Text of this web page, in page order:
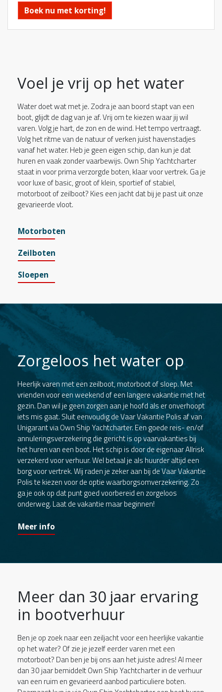
Boek nu met korting!
Voel je vrij op het water
Water doet wat met je. Zodra je aan boord stapt van een
boot, glijdt de dag van je af. Vrij om te kiezen waar jij wil
varen. Volg je hart, de zon en de wind. Het tempo vertraagt.
Volg het ritme van de natuur of verken juist havenstadjes
vanaf het water. Heb je geen eigen schip, dan kun je dat
huren en vaak zonder vaarbewijs. Own Ship Yachtcharter
staat in voor prima verzorgde boten, klaar voor vertrek. Ga je
voor luxe of basic, groot of klein, sportief of stabiel,
motorboot of zeilboot? Kies een jacht dat bij je past uit onze
gevarieerde vloot.
Motorboten
Zeilboten
Sloepen
Zorgeloos het water op
Heerlijk varen met een zeilboot, motorboot of sloep. Met
vrienden voor een weekend of een langere vakantie met het
gezin. Dan wil je geen zorgen aan je hoofd als er onverhoopt
iets mis gaat. Sluit eenvoudig de Vaar Vakantie Polis af van
Unigarant via Own Ship Yachtcharter. Een goede reis- en/of
annuleringsverzekering die gericht is op vaarvakanties bij
het huren van een boot. Het schip is door de eigenaar Allrisk
verzekerd voor verhuur. Wel betaal je als huurder altijd een
borg voor vertrek. Wij raden je zeker aan bij de Vaar Vakantie
Polis te kiezen voor de optie waarborgsomverzekering. Zo
ga je ook op dat punt goed voorbereid en zorgeloos
onderweg. Laat de vakantie maar beginnen!
Meer info
Meer dan 30 jaar ervaring
in bootverhuur
Ben je op zoek naar een zeiljacht voor een heerlijke vakantie
op het water? Of zie je jezelf eerder varen met een
motorboot? Dan ben je bij ons aan het juiste adres! Al meer
dan 30 jaar bemiddelt Own Ship Yachtcharter in de verhuur
van een ruim en gevarieerd aanbod particuliere boten.